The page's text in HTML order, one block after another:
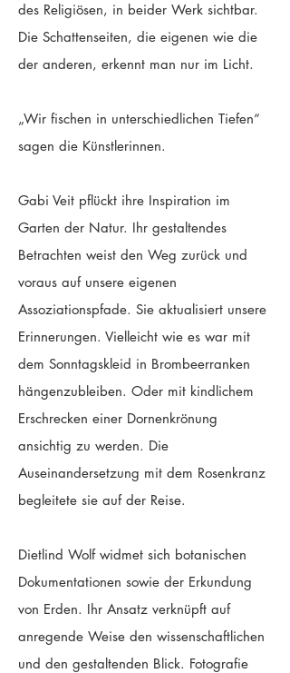
des Religiösen, in beider Werk sichtbar.
Die Schattenseiten, die eigenen wie die
der anderen, erkennt man nur im Licht.
„Wir fischen in unterschiedlichen Tiefen“
sagen die Künstlerinnen.
Gabi Veit pflückt ihre Inspiration im
Garten der Natur. Ihr gestaltendes
Betrachten weist den Weg zurück und
voraus auf unsere eigenen
Assoziationspfade. Sie aktualisiert unsere
Erinnerungen. Vielleicht wie es war mit
dem Sonntagskleid in Brombeerranken
hängenzubleiben. Oder mit kindlichem
Erschrecken einer Dornenkrönung
ansichtig zu werden. Die
Auseinandersetzung mit dem Rosenkranz
begleitete sie auf der Reise.
Dietlind Wolf widmet sich botanischen
Dokumentationen sowie der Erkundung
von Erden. Ihr Ansatz verknüpft auf
anregende Weise den wissenschaftlichen
und den gestaltenden Blick. Fotografie